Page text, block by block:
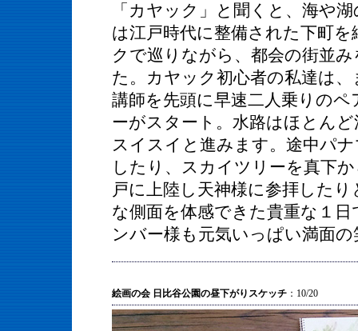
「カヤック」と聞くと、海や
は江戸時代に整備された下町
クで巡りながら、都会の街並
た。カヤック初心者の私達は
講師を先頭に早速二人乗りの
ーがスタート。水路はほとん
スイスイと進みます。途中パ
したり、スカイツリーを真下
戸に上陸し天神様に参拝した
な側面を体感できた貴重な１
ンバー様も元気いっぱい満面
絵画の会 日比谷公園の昼下がりスケッチ ：10/20